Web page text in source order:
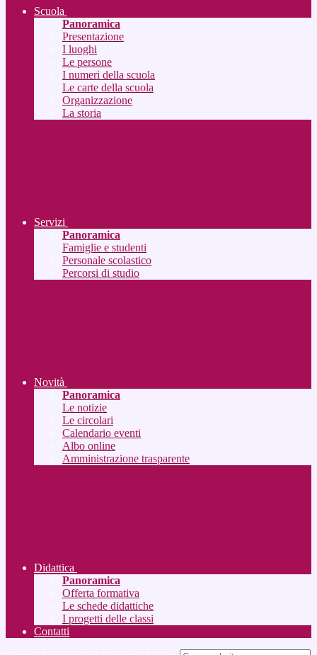
Scuola
Panoramica
Presentazione
I luoghi
Le persone
I numeri della scuola
Le carte della scuola
Organizzazione
La storia
Servizi
Panoramica
Famiglie e studenti
Personale scolastico
Percorsi di studio
Novità
Panoramica
Le notizie
Le circolari
Calendario eventi
Albo online
Amministrazione trasparente
Didattica
Panoramica
Offerta formativa
Le schede didattiche
I progetti delle classi
Contatti